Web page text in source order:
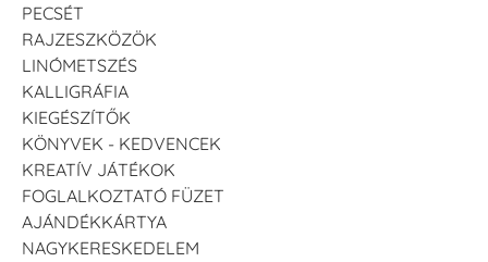
PECSÉT
RAJZESZKÖZÖK
LINÓMETSZÉS
KALLIGRÁFIA
KIEGÉSZÍTŐK
KÖNYVEK - KEDVENCEK
KREATÍV JÁTÉKOK
FOGLALKOZTATÓ FÜZET
AJÁNDÉKKÁRTYA
NAGYKERESKEDELEM